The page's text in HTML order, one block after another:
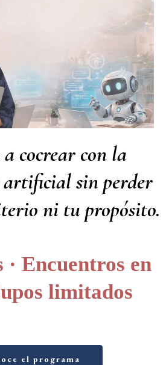
cocrear con la
sin perder
ni tu propósito.
· Encuentros en
limitados
el programa